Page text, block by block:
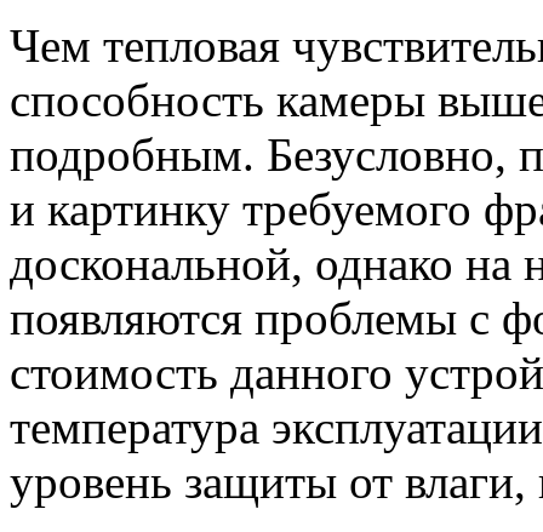
Чем тепловая
способность камеры
подробным. Безусловно,
и картинку требуемого
доскональной, однако на
появляются проблемы с
стоимость данного
температура
уровень защиты от